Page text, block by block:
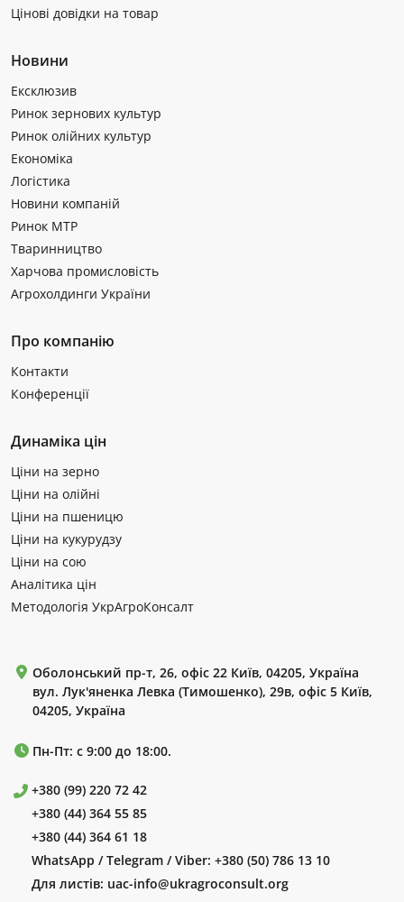
Цінові довідки на товар
Новини
Ексклюзив
Ринок зернових культур
Ринок олійних культур
Економіка
Логістика
Новини компаній
Ринок МТР
Тваринництво
Харчова промисловість
Агрохолдинги України
Про компанію
Контакти
Конференції
Динаміка цін
Ціни на зерно
Ціни на олійні
Ціни на пшеницю
Ціни на кукурудзу
Ціни на сою
Аналітика цін
Методологія УкрАгроКонсалт
Оболонський пр-т, 26, офіс 22 Київ, 04205, Україна
вул. Лук'яненка Левка (Тимошенко), 29в, офіс 5 Київ,
04205, Україна
Пн-Пт: с 9:00 до 18:00.
+380 (99) 220 72 42
+380 (44) 364 55 85
+380 (44) 364 61 18
WhatsApp / Telegram / Viber: +380 (50) 786 13 10
Для листів: uac-info@ukragroconsult.org